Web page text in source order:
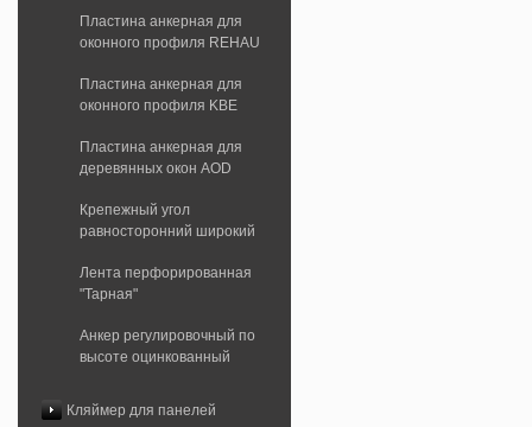
Пластина анкерная для
оконного профиля REHAU
Пластина анкерная для
оконного профиля KBE
Пластина анкерная для
деревянных окон AOD
Крепежный угол
равносторонний широкий
Лента перфорированная
"Тарная"
Анкер регулировочный по
высоте оцинкованный
Кляймер для панелей